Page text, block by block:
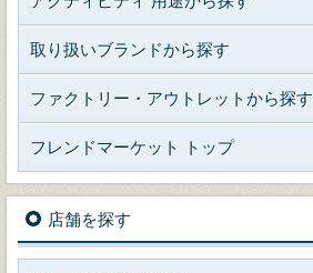
取り扱いブランドから探す
ファクトリー・アウトレットから探す
フレンドマーケット トップ
店舗を探す